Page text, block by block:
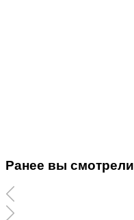
Ранее вы смотрели